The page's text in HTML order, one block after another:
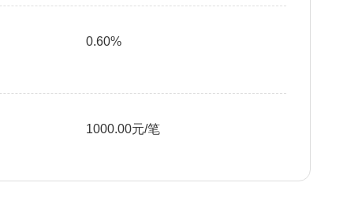
0.60%
1000.00元/笔